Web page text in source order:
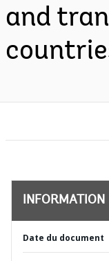
and
INFORMATION
Date du document